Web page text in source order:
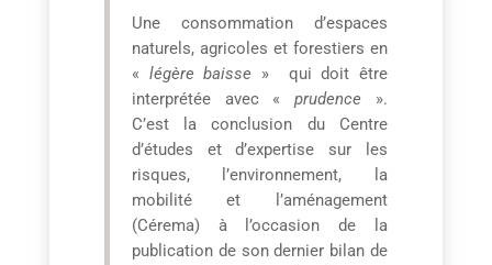
Une consommation d’espaces
naturels, agricoles et forestiers en
« légère baisse » qui doit être
interprétée avec «prudence ».
C’est la conclusion du Centre
d’études et d’expertise sur les
risques, l’environnement, la
mobilité et l’aménagement
(Cérema) à l’occasion de la
publication de son dernier bilan de